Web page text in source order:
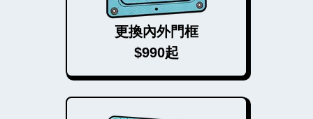
更換內外門框
$990起